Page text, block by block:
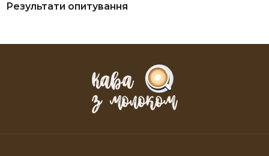
Результати опитування